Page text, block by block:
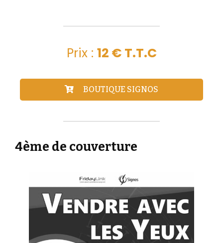
Prix : 12 € T.T.C
BOUTIQUE SIGNOS
4ème de couverture